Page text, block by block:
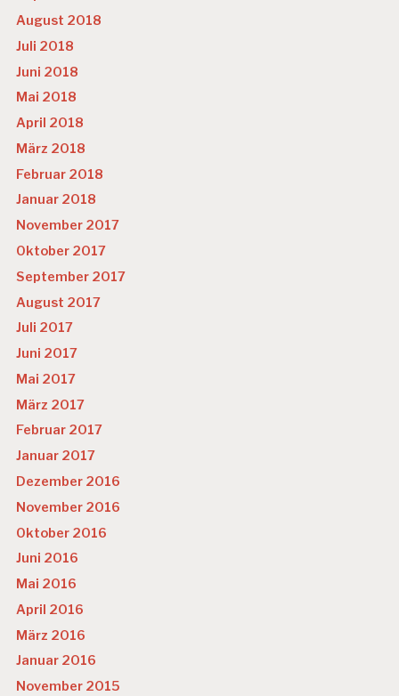
August 2018
Juli 2018
Juni 2018
Mai 2018
April 2018
März 2018
Februar 2018
Januar 2018
November 2017
Oktober 2017
September 2017
August 2017
Juli 2017
Juni 2017
Mai 2017
März 2017
Februar 2017
Januar 2017
Dezember 2016
November 2016
Oktober 2016
Juni 2016
Mai 2016
April 2016
März 2016
Januar 2016
November 2015